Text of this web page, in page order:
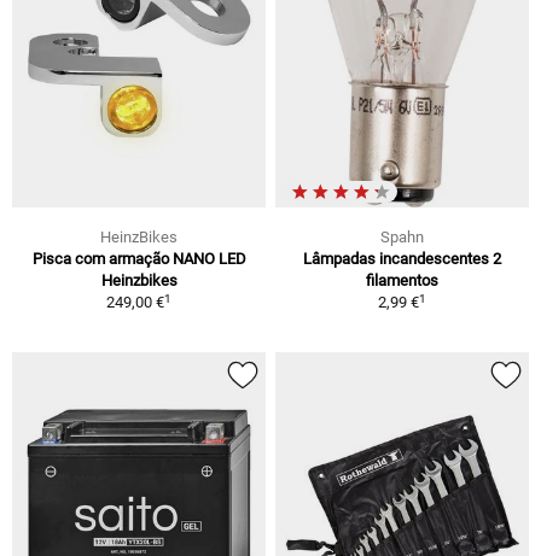
HeinzBikes
Pisca com armação NANO LED
Heinzbikes
249,00 €1
Spahn
Lâmpadas incandescentes 2
filamentos
2,99 €1